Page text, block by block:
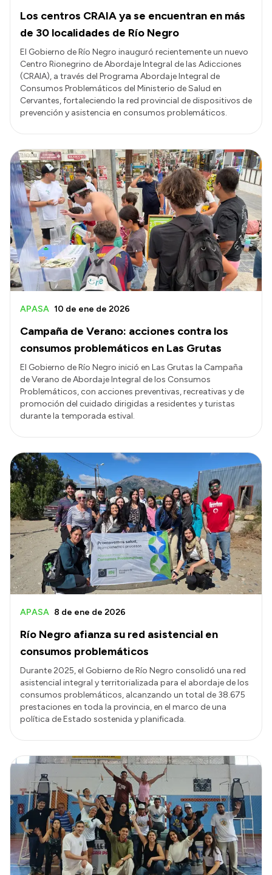
Los centros CRAIA ya se encuentran en más
de 30 localidades de Río Negro
El Gobierno de Río Negro inauguró recientemente un nuevo
Centro Rionegrino de Abordaje Integral de las Adicciones
(CRAIA), a través del Programa Abordaje Integral de
Consumos Problemáticos del Ministerio de Salud en
Cervantes, fortaleciendo la red provincial de dispositivos de
prevención y asistencia en consumos problemáticos.
Campaña de Verano: acciones contra los
consumos problemáticos en Las Grutas
APASA 10 de ene de 2026
El Gobierno de Río Negro inició en Las Grutas la Campaña
de Verano de Abordaje Integral de los Consumos
Problemáticos, con acciones preventivas, recreativas y de
promoción del cuidado dirigidas a residentes y turistas
durante la temporada estival.
Río Negro afianza su red asistencial en
consumos problemáticos
APASA 8 de ene de 2026
Durante 2025, el Gobierno de Río Negro consolidó una red
asistencial integral y territorializada para el abordaje de los
consumos problemáticos, alcanzando un total de 38.675
prestaciones en toda la provincia, en el marco de una
política de Estado sostenida y planificada.